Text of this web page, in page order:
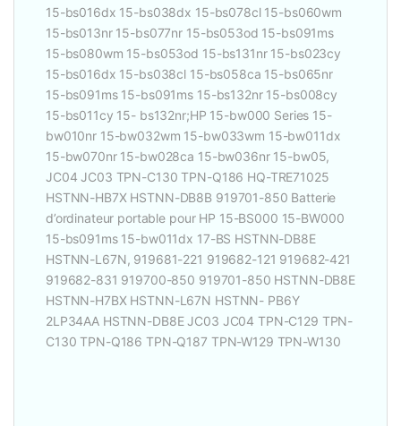
15-bs016dx 15-bs038dx 15-bs078cl 15-bs060wm
15-bs013nr 15-bs077nr 15-bs053od 15-bs091ms
15-bs080wm 15-bs053od 15-bs131nr 15-bs023cy
15-bs016dx 15-bs038cl 15-bs058ca 15-bs065nr
15-bs091ms 15-bs091ms 15-bs132nr 15-bs008cy
15-bs011cy 15- bs132nr;HP 15-bw000 Series 15-
bw010nr 15-bw032wm 15-bw033wm 15-bw011dx
15-bw070nr 15-bw028ca 15-bw036nr 15-bw05,
JC04 JC03 TPN-C130 TPN-Q186 HQ-TRE71025
HSTNN-HB7X HSTNN-DB8B 919701-850 Batterie
d’ordinateur portable pour HP 15-BS000 15-BW000
15-bs091ms 15-bw011dx 17-BS HSTNN-DB8E
HSTNN-L67N, 919681-221 919682-121 919682-421
919682-831 919700-850 919701-850 HSTNN-DB8E
HSTNN-H7BX HSTNN-L67N HSTNN- PB6Y
2LP34AA HSTNN-DB8E JC03 JC04 TPN-C129 TPN-
C130 TPN-Q186 TPN-Q187 TPN-W129 TPN-W130